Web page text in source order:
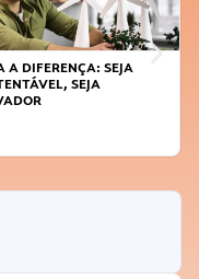
A DIFERENÇA: SEJA
SEJA